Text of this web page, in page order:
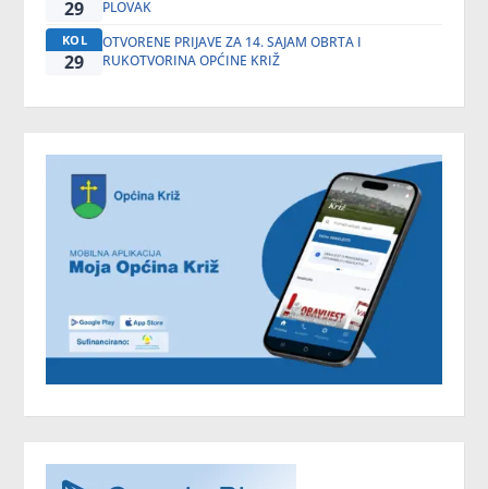
29
PLOVAK
KOL
29
OTVORENE PRIJAVE ZA 14. SAJAM OBRTA I
RUKOTVORINA OPĆINE KRIŽ